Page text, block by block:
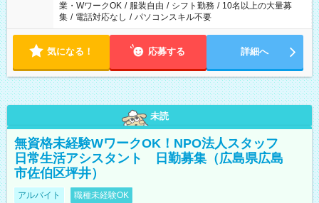
業・WワークOK / 服装自由 / シフト勤務 / 10名以上の大量募
集 / 電話対応なし / パソコンスキル不要
気になる！ 応募する 詳細へ
未読
無資格未経験WワークOK！NPO法人スタッフ
日常生活アシスタント 日勤募集（広島県広島
市佐伯区坪井）
アルバイト 職種未経験OK